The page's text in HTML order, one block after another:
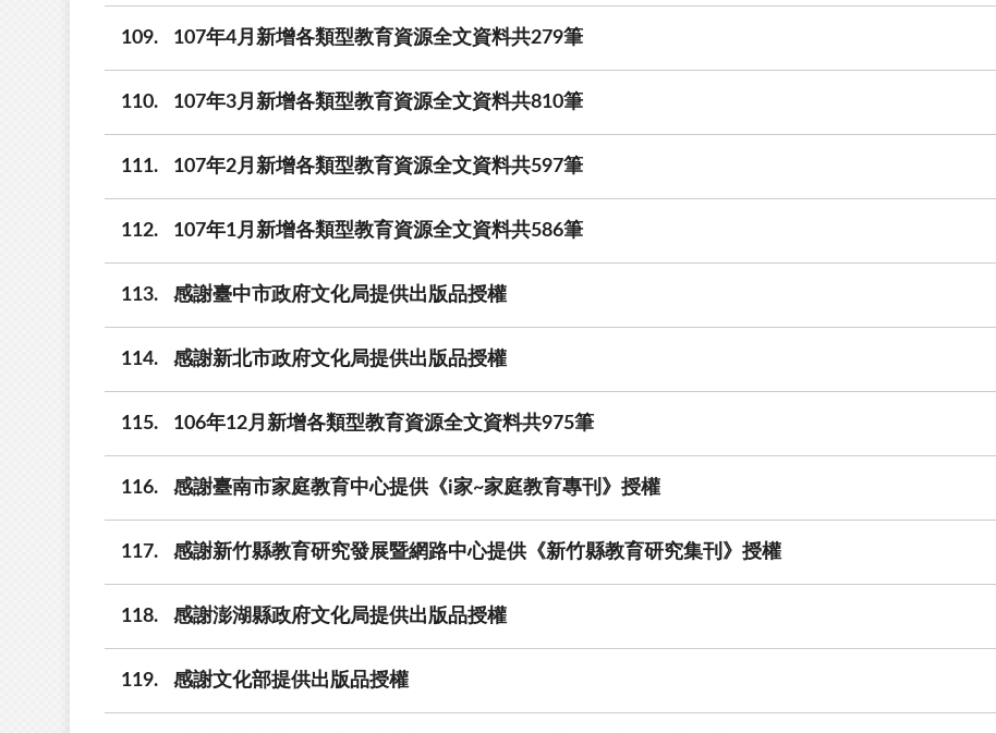
109 107年4月新增各類型教育資源全文資料共279筆
110 107年3月新增各類型教育資源全文資料共810筆
111 107年2月新增各類型教育資源全文資料共597筆
112 107年1月新增各類型教育資源全文資料共586筆
113 感謝臺中市政府文化局提供出版品授權
114 感謝新北市政府文化局提供出版品授權
115 106年12月新增各類型教育資源全文資料共975筆
116 感謝臺南市家庭教育中心提供《i家~家庭教育專刊》授權
117 感謝新竹縣教育研究發展暨網路中心提供《新竹縣教育研究集刊》授權
118 感謝澎湖縣政府文化局提供出版品授權
119 感謝文化部提供出版品授權